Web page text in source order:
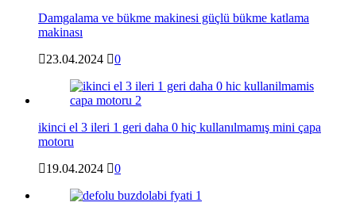
Damgalama ve bükme makinesi güçlü bükme katlama
makinası
23.04.2024
0
ikinci el 3 ileri 1 geri daha 0 hiç kullanılmamış mini çapa
motoru
19.04.2024
0